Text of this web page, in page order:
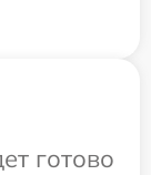
готово